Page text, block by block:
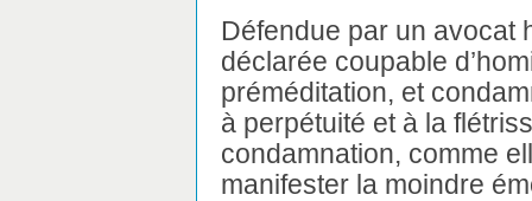
Défendue par un avocat
déclarée coupable
préméditation, et
à perpétuité et à la
condamnation, comme
manifester la moindre